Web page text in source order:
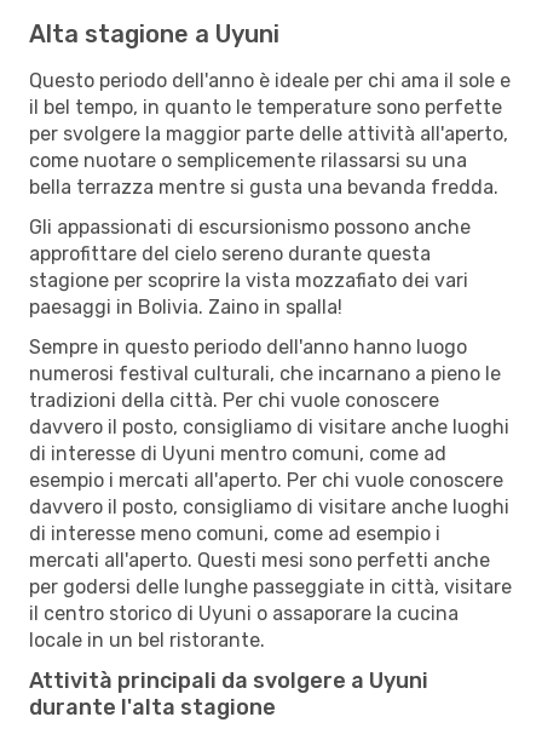
Alta stagione a Uyuni
Questo periodo dell'anno è ideale per chi ama il sole e
il bel tempo, in quanto le temperature sono perfette
per svolgere la maggior parte delle attività all'aperto,
come nuotare o semplicemente rilassarsi su una
bella terrazza mentre si gusta una bevanda fredda.
Gli appassionati di escursionismo possono anche
approfittare del cielo sereno durante questa
stagione per scoprire la vista mozzafiato dei vari
paesaggi in Bolivia. Zaino in spalla!
Sempre in questo periodo dell'anno hanno luogo
numerosi festival culturali, che incarnano a pieno le
tradizioni della città. Per chi vuole conoscere
davvero il posto, consigliamo di visitare anche luoghi
di interesse di Uyuni mentro comuni, come ad
esempio i mercati all'aperto. Per chi vuole conoscere
davvero il posto, consigliamo di visitare anche luoghi
di interesse meno comuni, come ad esempio i
mercati all'aperto. Questi mesi sono perfetti anche
per godersi delle lunghe passeggiate in città, visitare
il centro storico di Uyuni o assaporare la cucina
locale in un bel ristorante.
Attività principali da svolgere a Uyuni
durante l'alta stagione